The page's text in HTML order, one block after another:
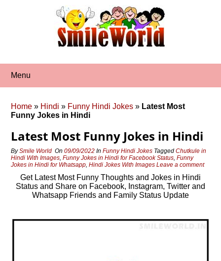
Menu
Home » Hindi » Funny Hindi Jokes » Latest Most
Funny Jokes in Hindi
Latest Most Funny Jokes in Hindi
BySmile World On09/09/2022 InFunny Hindi Jokes TaggedChutkule in
Hindi With Images,Funny Jokes in Hindi for Facebook Status,Funny
Jokes in Hindi for Whatsapp,Hindi Jokes With Images Leave a comment
Get Latest Most Funny Thoughts and Jokes in Hindi
Status and Share on Facebook, Instagram, Twitter and
Whatsapp Friends and Family Status Update